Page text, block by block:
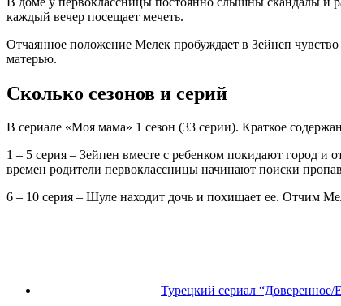
каждый вечер посещает мечеть.
Отчаянное положение Мелек пробуждает в Зейнеп
матерью.
Сколько сезонов и серий
В сериале «Моя мама» 1 сезон (33 серии). Краткое
1 – 5 серия – Зейпен вместе с ребенком покидают город
времен родители первоклассницы начинают поиски
6 – 10 серия – Шуле находит дочь и похищает ее. Отчим
Турецкий сериал “Доверенное/